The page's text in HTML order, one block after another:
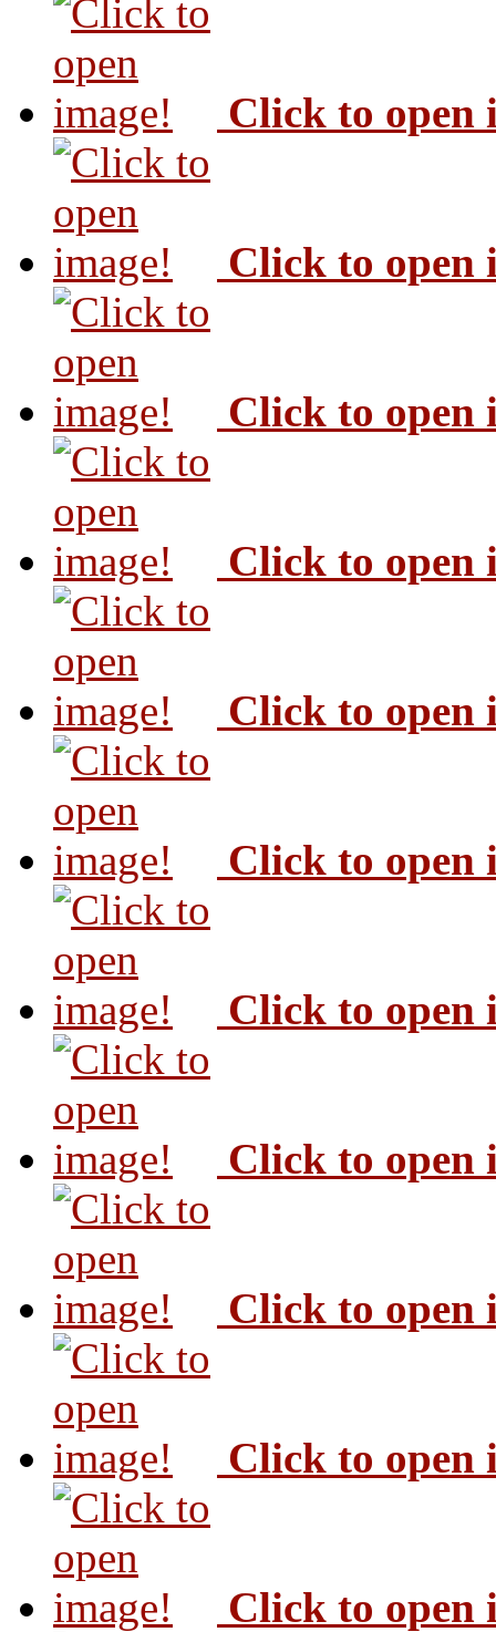
Click to open
Click to open
Click to open
Click to open
Click to open
Click to open
Click to open
Click to open
Click to open
Click to open
Click to open